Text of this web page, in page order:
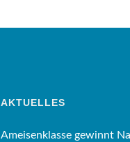
AKTUELLES
Ameisenklasse gewinnt